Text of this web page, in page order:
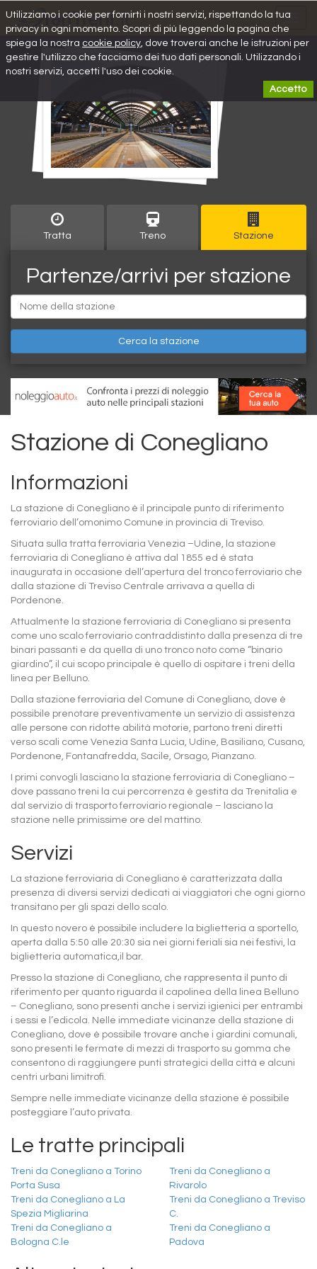
Tratta Treno Stazione
Partenze/arrivi per stazione
Partenza
Cerca la stazione
Stazione di Conegliano
Informazioni
La stazione di Conegliano è il principale punto di riferimento
ferroviario dell’omonimo Comune in provincia di Treviso.
Situata sulla tratta ferroviaria Venezia –Udine, la stazione
ferroviaria di Conegliano è attiva dal 1855 ed è stata
inaugurata in occasione dell’apertura del tronco ferroviario che
dalla stazione di Treviso Centrale arrivava a quella di
Pordenone.
Attualmente la stazione ferroviaria di Conegliano si presenta
come uno scalo ferroviario contraddistinto dalla presenza di tre
binari passanti e da quella di uno tronco noto come “binario
giardino”, il cui scopo principale è quello di ospitare i treni della
linea per Belluno.
Dalla stazione ferroviaria del Comune di Conegliano, dove è
possibile prenotare preventivamente un servizio di assistenza
alle persone con ridotte abilità motorie, partono treni diretti
verso scali come Venezia Santa Lucia, Udine, Basiliano, Cusano,
Pordenone, Fontanafredda, Sacile, Orsago, Pianzano.
I primi convogli lasciano la stazione ferroviaria di Conegliano –
dove passano treni la cui percorrenza è gestita da Trenitalia e
dal servizio di trasporto ferroviario regionale – lasciano la
stazione nelle primissime ore del mattino.
Servizi
La stazione ferroviaria di Conegliano è caratterizzata dalla
presenza di diversi servizi dedicati ai viaggiatori che ogni giorno
transitano per gli spazi dello scalo.
In questo novero è possibile includere la biglietteria a sportello,
aperta dalla 5:50 alle 20:30 sia nei giorni feriali sia nei festivi, la
biglietteria automatica,il bar.
Presso la stazione di Conegliano, che rappresenta il punto di
riferimento per quanto riguarda il capolinea della linea Belluno
– Conegliano, sono presenti anche i servizi igienici per entrambi
i sessi e l’edicola. Nelle immediate vicinanze della stazione di
Conegliano, dove è possibile trovare anche i giardini comunali,
sono presenti le fermate di mezzi di trasporto su gomma che
consentono di raggiungere punti strategici della città e alcuni
centri urbani limitrofi.
Sempre nelle immediate vicinanze della stazione è possibile
posteggiare l’auto privata.
Le tratte principali
Treni da Conegliano a Torino
Porta Susa
Treni da Conegliano a
Rivarolo
Treni da Conegliano a La
Spezia Migliarina
Treni da Conegliano a Treviso
C.
Treni da Conegliano a
Bologna C.le
Treni da Conegliano a
Padova
Utilizziamo i cookie per fornirti i nostri servizi, rispettando la tua
privacy in ogni momento. Scopri di più leggendo la pagina che
spiega la nostra cookie policy, dove troverai anche le istruzioni per
gestire l'utilizzo che facciamo dei tuo dati personali. Utilizzando i
nostri servizi, accetti l'uso dei cookie.
Accetto